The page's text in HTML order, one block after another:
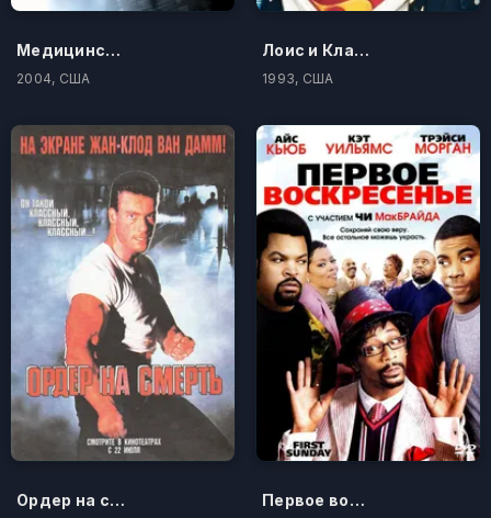
Медицинское расследование
2004, США
Лоис и Кларк: Новые приключения Супермена
1993, США
Ордер на смерть Первое воскресенье